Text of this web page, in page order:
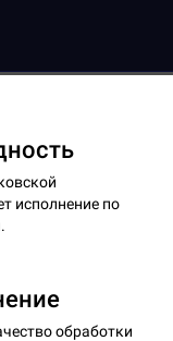
исполнение по
обработки